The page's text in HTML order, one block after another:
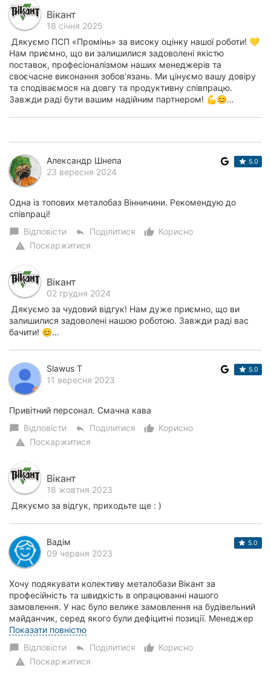
Вікант
18 січня 2025
Дякуємо ПСП «Промінь» за високу оцінку нашої роботи! 💛
Нам приємно, що ви залишилися задоволені якістю
поставок, професіоналізмом наших менеджерів та
своєчасне виконання зобов’язань. Ми цінуємо вашу довіру
та сподіваємося на довгу та продуктивну співпрацю.
Завжди раді бути вашим надійним партнером! 💪😊…
Александр Шнепа
23 вересня 2024
5.0
Одна із топових металобаз Вінничини. Рекомендую до
співпраці!
chat_bubble Відповісти reply Поділитися thumb_up_alt
Корисно
warning Поскаржитися
Вікант
02 грудня 2024
Дякуємо за чудовий відгук! Нам дуже приємно, що ви
залишилися задоволені нашою роботою. Завжди раді вас
бачити! 😊…
Slawus T
11 вересня 2023
5.0
Привітний персонал. Смачна кава
chat_bubble Відповісти reply Поділитися thumb_up_alt
Корисно
warning Поскаржитися
Вікант
18 жовтня 2023
Дякуємо за відгук, приходьте ще : )
Вадім
09 червня 2023
5.0
Хочу подякувати колективу металобази Вікант за
професійність та швидкість в опрацюванні нашого
замовлення. У нас було велике замовлення на будівельний
майданчик, серед якого були дефіцитні позиції. Менеджер
Сікалюк Наталья на протязі дня не лише відн...
Показати повністю
chat_bubble Відповісти reply Поділитися thumb_up_alt
Корисно
warning Поскаржитися